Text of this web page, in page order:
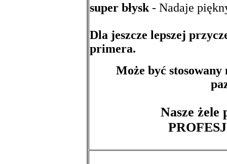
super błysk - Nadaje
Dla jeszcze lepszej
primera.
Może być
Nasze żele